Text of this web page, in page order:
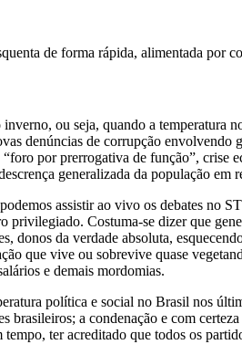
de forma rápida, alimentada por
ou seja, quando a temperatura
denúncias de corrupção
por prerrogativa de função”, crise
generalizada da população
assistir ao vivo os debates no
privilegiado. Costuma-se dizer que
donos da verdade absoluta,
que vive ou sobrevive quase
e demais mordomias.
política e social no Brasil nos
brasileiros; a condenação e com
tempo, ter acreditado que todos os